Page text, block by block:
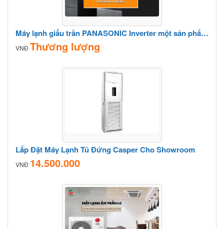
Máy lạnh giấu trần PANASONIC Inverter một sản phẩm đáng chú ý trong thị trường ĐHKK
VNĐ Thương lượng
Lắp Đặt Máy Lạnh Tủ Đứng Casper Cho Showroom
VNĐ 14.500.000